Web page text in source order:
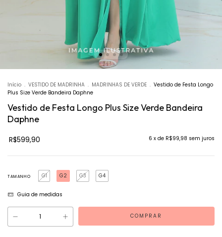
Início . VESTIDO DE MADRINHA . MADRINHAS DE VERDE . Vestido de Festa Longo
Plus Size Verde Bandeira Daphne
Vestido de Festa Longo Plus Size Verde Bandeira
Daphne
R$599,90 6 x de R$99,98 sem juros
TAMANHO G1 G2 G3 G4
Guia de medidas